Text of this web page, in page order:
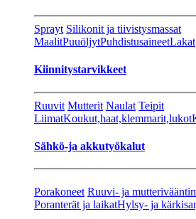
Sprayt Silikonit ja tiivistysmassat
MaalitPuuöljytPuhdistusaineetLakat
Kiinnitystarvikkeet
Ruuvit Mutterit Naulat Teipit
LiimatKoukut,haat,klemmarit,lukot
Sähkö-ja akkutyökalut
Porakoneet Ruuvi- ja
Poranterät ja laikatHylsy- ja